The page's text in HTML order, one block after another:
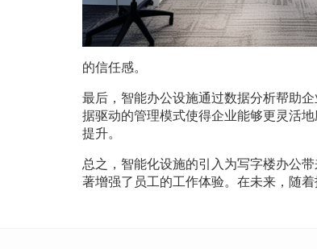
的信任感。
最后，智能办公设施通过数据分析帮助
据驱动的管理模式使得企业能够更灵活
提升。
总之，智能化设施的引入为写字楼办公
著增强了员工的工作体验。在未来，随